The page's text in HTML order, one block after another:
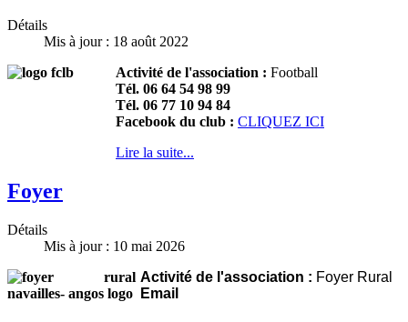
Détails
Mis à jour : 18 août 2022
Activité de l'association : Football
Tél. 06 64 54 98 99
Tél. 06 77 10 94 84
Facebook du club : CLIQUEZ ICI
Lire la suite...
Foyer
Détails
Mis à jour : 10 mai 2026
Activité de l'association : Foyer Rural
Email